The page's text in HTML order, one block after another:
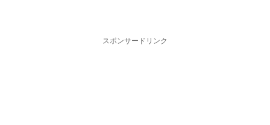
スポンサードリンク